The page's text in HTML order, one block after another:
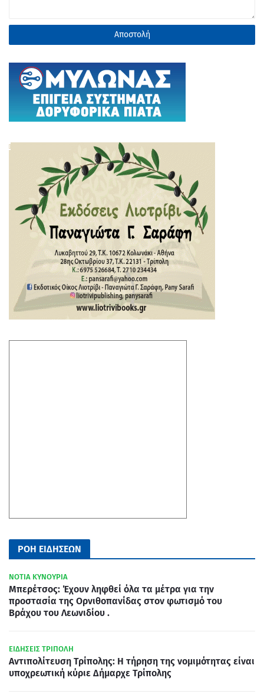
ΡΟΗ ΕΙΔΗΣΕΩΝ
ΝΟΤΙΑ ΚΥΝΟΥΡΙΑ
Μπερέτσος: Έχουν ληφθεί όλα τα μέτρα για την
προστασία της Ορνιθοπανίδας στον φωτισμό του
Βράχου του Λεωνιδίου .
ΕΙΔΗΣΕΙΣ ΤΡΙΠΟΛΗ
Αντιπολίτευση Τρίπολης: Η τήρηση της νομιμότητας είναι
υποχρεωτική κύριε Δήμαρχε Τρίπολης